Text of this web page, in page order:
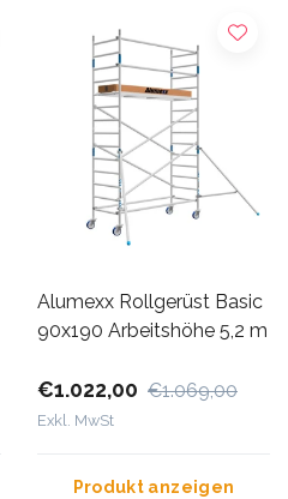
Alumexx Rollgerüst Basic
90x190 Arbeitshöhe 5,2 m
€1.022,00 €1.069,00
Exkl. MwSt
Produkt anzeigen